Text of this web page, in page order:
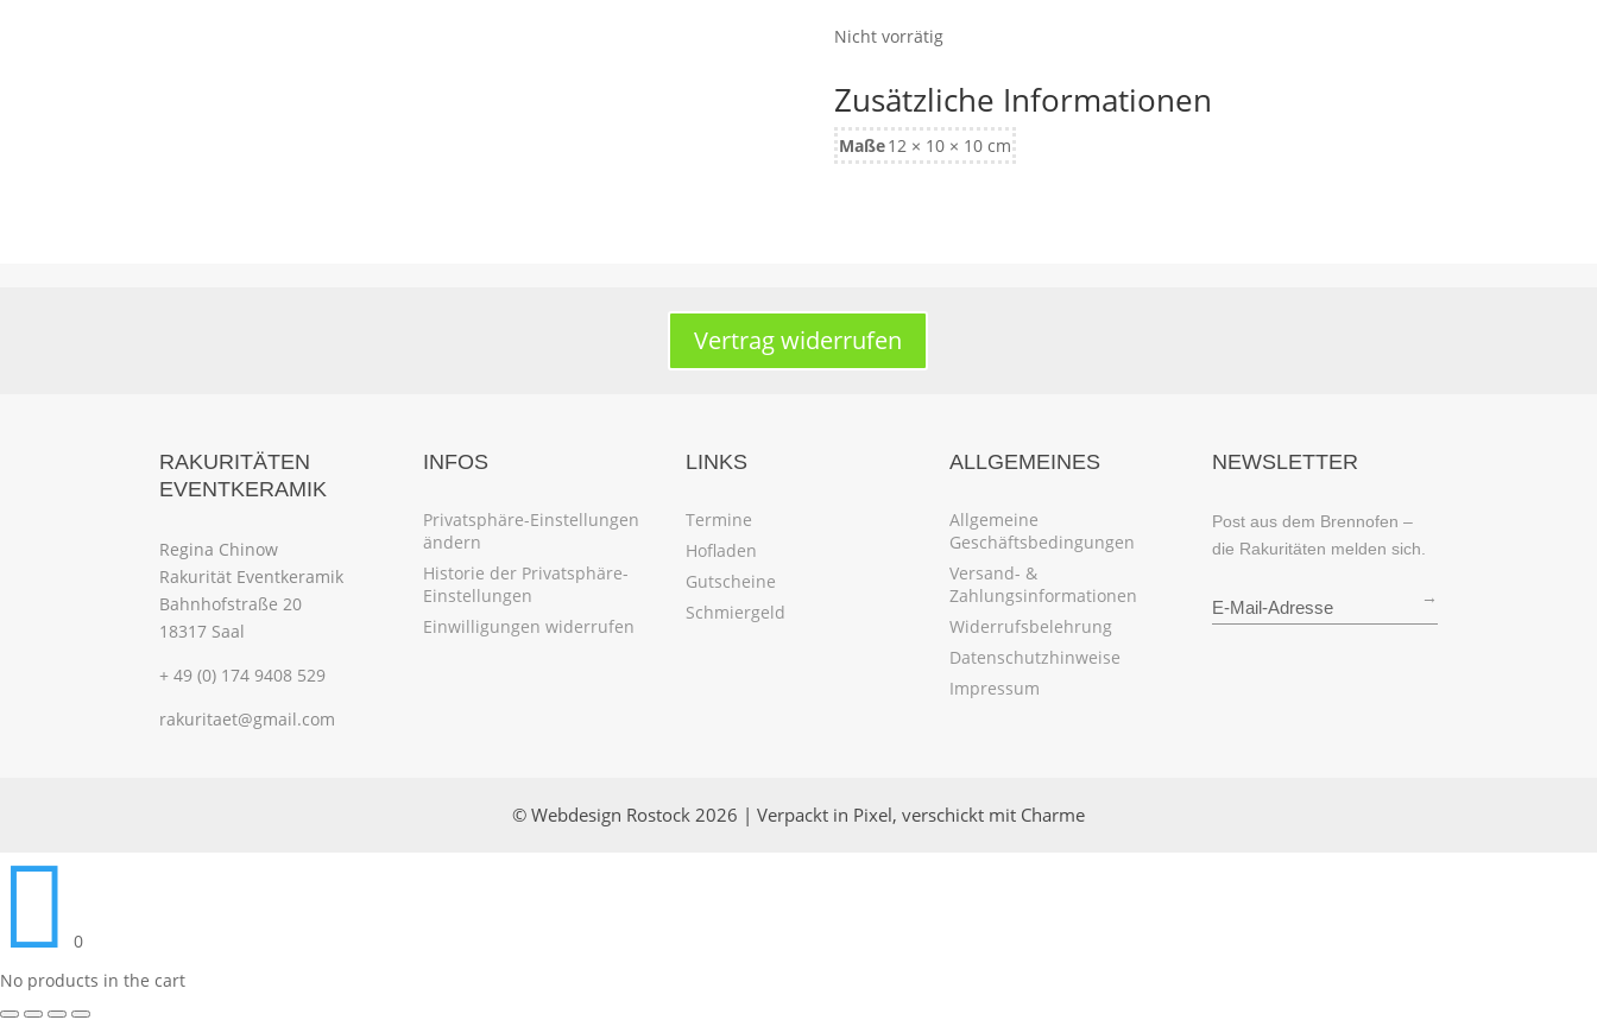
Nicht vorrätig
Zusätzliche Informationen
Maße12 × 10 × 10 cm
Vertrag widerrufen
RAKURITÄTEN
EVENTKERAMIK
Regina Chinow
Rakurität Eventkeramik
Bahnhofstraße 20
18317 Saal
+ 49 (0) 174 9408 529
rakuritaet@gmail.com
INFOS
Privatsphäre-Einstellungen
ändern
Historie der Privatsphäre-
Einstellungen
Einwilligungen widerrufen
LINKS
Termine
Hofladen
Gutscheine
Schmiergeld
ALLGEMEINES
Allgemeine
Geschäftsbedingungen
Versand- &
Zahlungsinformationen
Widerrufsbelehrung
Datenschutzhinweise
Impressum
NEWSLETTER
Post aus dem Brennofen –
die Rakuritäten melden sich.
→
© Webdesign Rostock 2026 | Verpackt in Pixel, verschickt mit Charme

0
No products in the cart